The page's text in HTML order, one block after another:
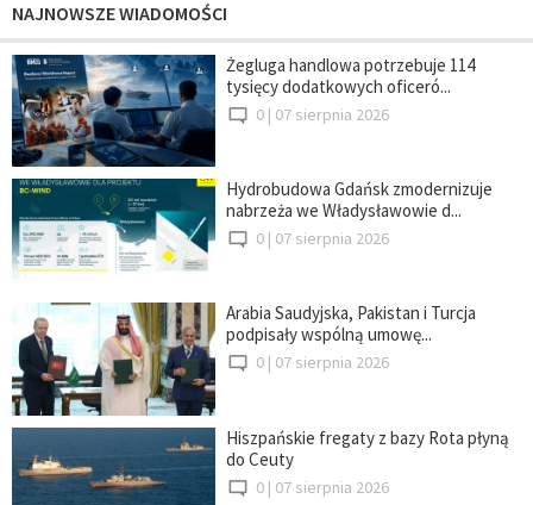
NAJNOWSZE WIADOMOŚCI
Żegluga handlowa potrzebuje 114
tysięcy dodatkowych oficeró...
0 | 07 sierpnia 2026
Hydrobudowa Gdańsk zmodernizuje
nabrzeża we Władysławowie d...
0 | 07 sierpnia 2026
Arabia Saudyjska, Pakistan i Turcja
podpisały wspólną umowę...
0 | 07 sierpnia 2026
Hiszpańskie fregaty z bazy Rota płyną
do Ceuty
0 | 07 sierpnia 2026